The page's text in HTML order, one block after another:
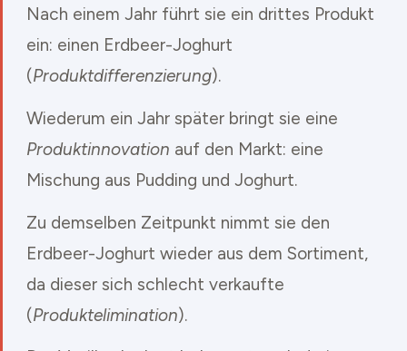
Nach einem Jahr führt sie ein drittes Produkt
ein: einen Erdbeer-Joghurt
(Produktdifferenzierung).
Wiederum ein Jahr später bringt sie eine
Produktinnovation auf den Markt: eine
Mischung aus Pudding und Joghurt.
Zu demselben Zeitpunkt nimmt sie den
Erdbeer-Joghurt wieder aus dem Sortiment,
da dieser sich schlecht verkaufte
(Produktelimination).